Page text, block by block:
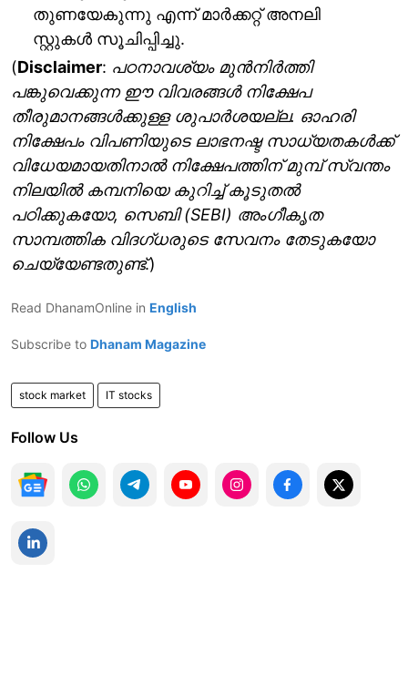
തുണയേകുന്നു എന്ന് മാർക്കറ്റ് അനലി​
സ്റ്റുകൾ സൂചിപ്പിച്ചു.
(Disclaimer: പഠനാവശ്യം മുന്‍നിര്‍ത്തി
പങ്കുവെക്കുന്ന ഈ വിവരങ്ങള്‍ നിക്ഷേപ
തീരുമാനങ്ങള്‍ക്കുള്ള ശുപാര്‍ശയല്ല. ഓഹരി
നിക്ഷേപം വിപണിയുടെ ലാഭനഷ്ട സാധ്യതകള്‍ക്ക്
വിധേയമായതിനാല്‍ നിക്ഷേപത്തിന് മുമ്പ് സ്വന്തം
നിലയില്‍ കമ്പനിയെ കുറിച്ച് കൂടുതല്‍
പഠിക്കുകയോ, സെബി (SEBI) അംഗീകൃത
സാമ്പത്തിക വിദഗ്ധരുടെ സേവനം തേടുകയോ
ചെയ്യേണ്ടതുണ്ട്.)
Read DhanamOnline in English
Subscribe to Dhanam Magazine
stock market IT stocks
Follow Us